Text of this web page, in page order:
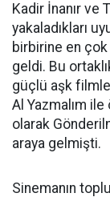
Kadir İnanır ve
yakaladıkları
birbirine en çok
geldi. Bu
güçlü aşk
Al Yazmalım
olarak
araya gelmişti.
Sinemanın